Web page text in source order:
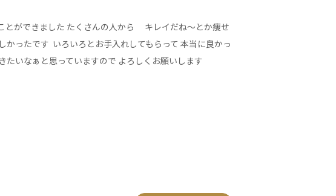
とができました たくさんの人から キレイだね～とか痩せ
かったです いろいろとお手入れしてもらって 本当に良かっ
いなぁと思っていますので よろしくお願いします